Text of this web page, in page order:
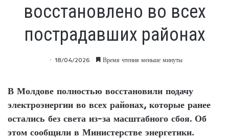
восстановлено во всех
пострадавших районах
18/04/2026 Время чтения меньше минуты
В Молдове полностью восстановили подачу
электроэнергии во всех районах, которые ранее
остались без света из-за масштабного сбоя. Об
этом сообщили в Министерстве энергетики.